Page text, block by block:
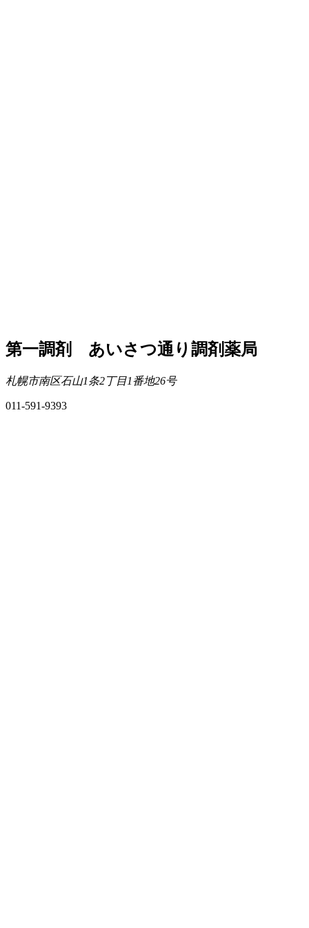
第一調剤 あいさつ通り調剤薬局
札幌市南区石山1条2丁目1番地26号
011-591-9393